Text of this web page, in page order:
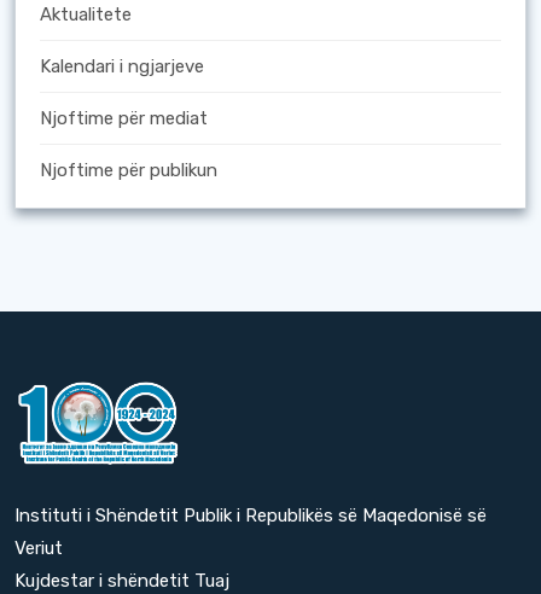
Aktualitete
Kalendari i ngjarjeve
Njoftime për mediat
Njoftime për publikun
Instituti i Shëndetit Publik i Republikës së Maqedonisë së
Veriut
Kujdestar i shëndetit Tuaj